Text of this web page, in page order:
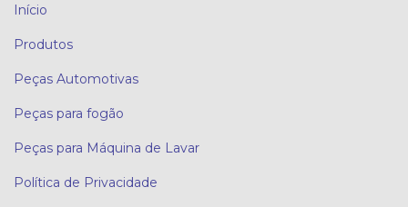
Início
Produtos
Peças Automotivas
Peças para fogão
Peças para Máquina de Lavar
Política de Privacidade